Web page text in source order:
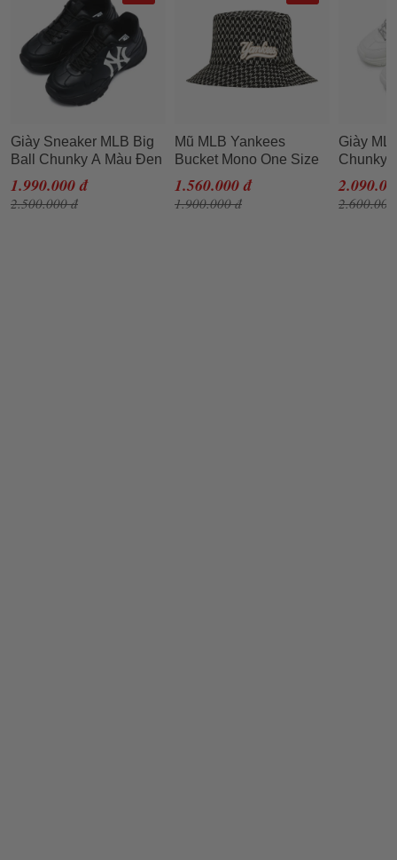
Giày Sneaker MLB Big
Ball Chunky A Màu Đen
Logo Trắng Size 230
1.990.000 đ
2.500.000 đ
Mũ MLB Yankees
Bucket Mono One Size
59H
1.560.000 đ
1.900.000 đ
Giày
Chunky